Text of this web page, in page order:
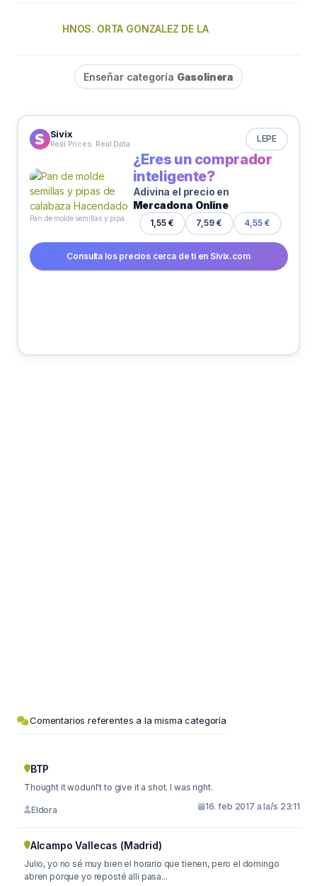
HNOS. ORTA GONZALEZ DE LA
Enseñar categoría Gasolinera
Sivix
Real Prices. Real Data LEPE
¿Eres un comprador
inteligente?
Adivina el precio en
Mercadona Online
1,55 € 7,59 € 4,55 €
Consulta los precios cerca de ti en Sivix.com
Comentarios referentes a la misma categoría
BTP
Thought it wodunl't to give it a shot. I was right.
Eldora 16. feb 2017 a la/s 23:11
Alcampo Vallecas (Madrid)
Julio, yo no sé muy bien el horario que tienen, pero el domingo
abren porque yo reposté allí pasa...